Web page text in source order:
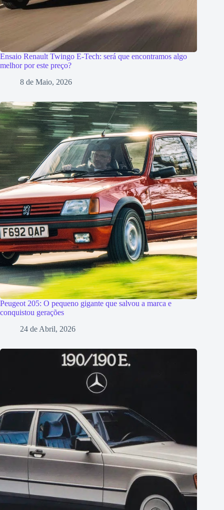
Ensaio Renault Twingo E-Tech: será que encontramos algo
melhor por este preço?
8 de Maio, 2026
Peugeot 205: O pequeno gigante que salvou a marca e
conquistou gerações
24 de Abril, 2026